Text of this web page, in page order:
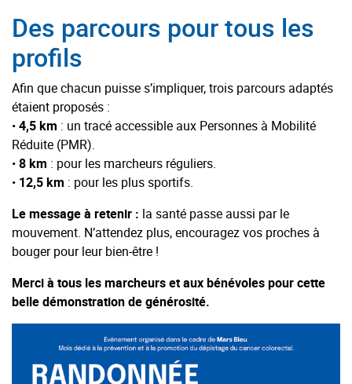
Des parcours pour tous les
profils
Afin que chacun puisse s’impliquer, trois parcours adaptés
étaient proposés :
•4,5 km : un tracé accessible aux Personnes à Mobilité
Réduite (PMR).
•8 km : pour les marcheurs réguliers.
• 12,5 km : pour les plus sportifs.
Le message à retenir : la santé passe aussi par le
mouvement. N’attendez plus, encouragez vos proches à
bouger pour leur bien-être !
Merci à tous les marcheurs et aux bénévoles pour cette
belle démonstration de générosité.